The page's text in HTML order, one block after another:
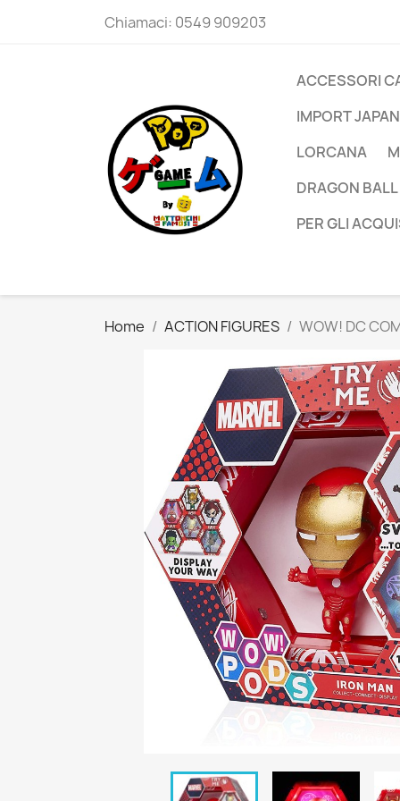
Chiamaci: 0549 909203
ACCESSORI
IMPORT JAPAN
LORCANA
DRAGON BALL
PER GLI
Home ACTION FIGURES WOW! DC